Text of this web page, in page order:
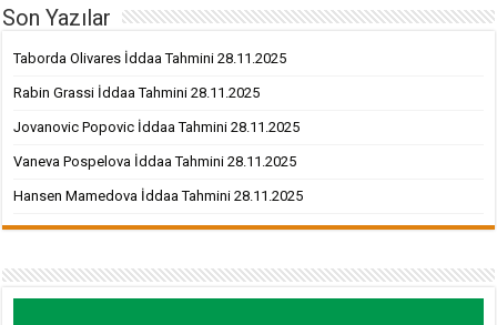
Son Yazılar
Taborda Olivares İddaa Tahmini 28.11.2025
Rabin Grassi İddaa Tahmini 28.11.2025
Jovanovic Popovic İddaa Tahmini 28.11.2025
Vaneva Pospelova İddaa Tahmini 28.11.2025
Hansen Mamedova İddaa Tahmini 28.11.2025